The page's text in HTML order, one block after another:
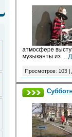
атмосфере
музыканты из ...
Просмотров: 103 |